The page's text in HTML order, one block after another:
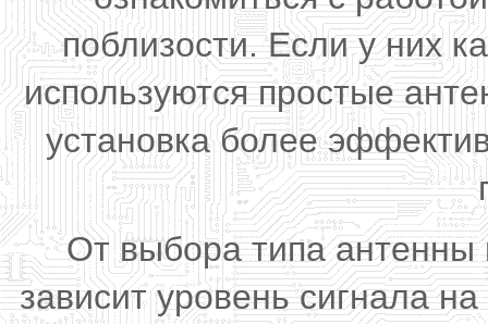
поблизости. Если у них
используются простые
установка более
От выбора типа антенны
зависит уровень сигнала